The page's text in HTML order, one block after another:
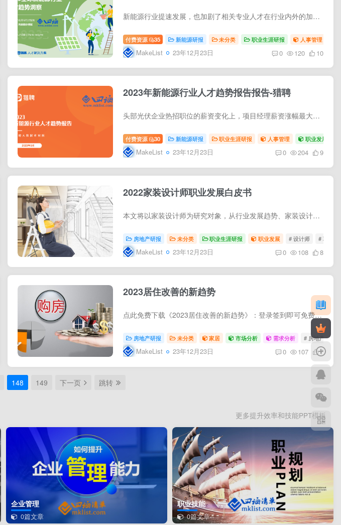
新能源行业提速发展，也加剧了相关专业人才在行业内外的加速流动，以及人才技能加速迭代升级，这一趋势为企业 培养新一代人才创造了更大空间，但同时也加剧顶尖人才的争夺和人才培养复杂度。以...
付费资源 35 新能源研报 未分类 职业生涯研报 人事管理
MakeList 23年12月23日 0 120 10
# 青年
2023年新能源行业人才趋势报告报告-猎聘
头部光伏企业热招职位的薪资变化上，项目经理薪资涨幅最大平均涨幅22.6%,随着国家新兴产业战略落地，数据显示头部光伏企业也对有经验的项目管理类人才需求十分旺盛，薪资也极具竞争力，其次，结...
付费资源 30 新能源研报 职业生涯研报 人事管理 职业发展
MakeList 23年12月23日 0 204 9
2022家装设计师职业发展白皮书
本文将以家装设计师为研究对象，从行业发展趋势、家装设计师职业生存现状及未来发展方向、设计师岗位需求模型等角度入手，描述家装服务者的职业发展图景，以期为行业企业、高校及政府机构提供参...
房地产研报 未分类 职业生涯研报 职业发展 # 设计师 # 职业发
MakeList 23年12月23日 0 108 8
2023居住改善的新趋势
点此免费下载《2023居住改善的新趋势》：登录签到即可免费获得积分用于下载 未来的居住改善呈现四大趋势： 一是，区域选择方面，核心城市住房改善需求更为强烈； 二是，居住品质方面，楼龄 10 ...
房地产研报 未分类 家居 市场分析 需求分析 # 房地产
MakeList 23年12月23日 0 107 7
148 149 下一页 跳转
更多提升效率和技能PPT模板
企业管理
0篇文章
职业技能
0篇文章